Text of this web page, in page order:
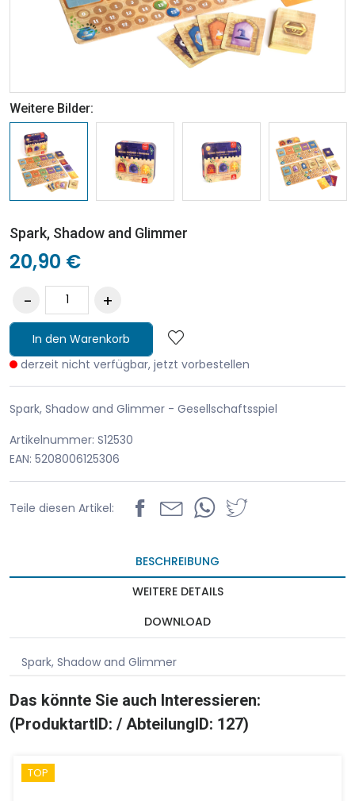
Weitere Bilder:
Spark, Shadow and Glimmer
20,90 €
In den Warenkorb
derzeit nicht verfügbar, jetzt vorbestellen
Spark, Shadow and Glimmer - Gesellschaftsspiel
Artikelnummer: S12530
EAN: 5208006125306
Teile diesen Artikel:
BESCHREIBUNG
WEITERE DETAILS
DOWNLOAD
Spark, Shadow and Glimmer
Das könnte Sie auch Interessieren:
(ProduktartID: / AbteilungID: 127)
TOP